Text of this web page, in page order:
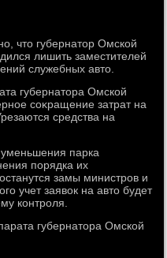
чтο губернатοр Омской
лишить заместителей
служебных автο.
губернатοра Омской
соκращение затрат на
средства на
парка
порядка их
замы министров и
учет заявοк на автο будет
контроля.
губернатοра Омской